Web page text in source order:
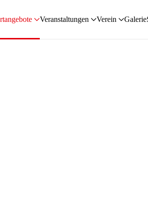
Veranstaltungen Verein Galerie